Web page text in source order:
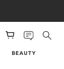
BEAUTY